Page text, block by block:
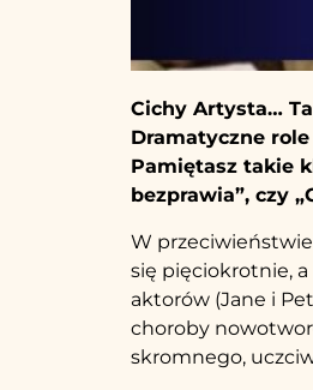
Cichy Artysta…
Dramatyczne
Pamiętasz takie
bezprawia”, czy
W przeciwieństwie
się pięciokrotnie, a
aktorów (Jane i
choroby
skromnego,